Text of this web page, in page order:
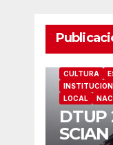
CULTURA
LOCAL
DTUP
SCIAN